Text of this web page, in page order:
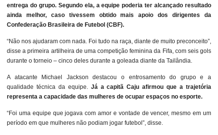
entrega do grupo. Segundo ela, a equipe poderia ter alcançado resultado
ainda melhor, caso tivessem obtido mais apoio dos dirigentes da
Confederação Brasileira de Futebol (CBF).
“Não nos ajudaram com nada. Foi tudo na raça, diante de muito preconceito”,
disse a primeira artilheira de uma competição feminina da Fifa, com seis gols
durante o torneio – cinco deles durante a goleada diante da Tailândia.
A atacante Michael Jackson destacou o entrosamento do grupo e a
qualidade técnica da equipe. Já a capitã Caju afirmou que a trajetória
representa a capacidade das mulheres de ocupar espaços no esporte.
“Foi uma equipe que jogava com amor e vontade de vencer, mesmo em um
período em que mulheres não podiam jogar futebol”, disse.